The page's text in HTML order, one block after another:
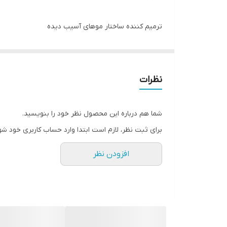
ترمیم کننده ساختار موهای آسیب دیده
حاوی پروتئین گیاهی کرافیل جهت پرکردن ساختار
حاوی کراتین گیاهی برای بازسازی سریعتر مو
بسیار سبک و بدون ایجاد سنگینی روی مو
اثبات شده از نظر نتیجه بخشی
نظرات
شما هم درباره این محصول نظر خود را بنویسید.
برای ثبت نظر، لازم است ابتدا وارد حساب کاربری خود
افزودن نظر